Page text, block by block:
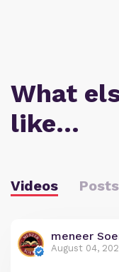
What
like…
Videos Posts
meneer
August 04,